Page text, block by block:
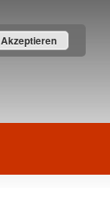
Akzeptieren